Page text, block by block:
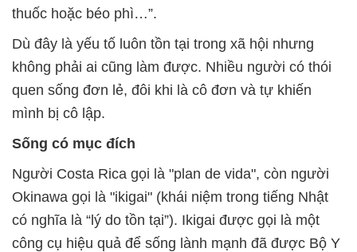
thuốc hoặc béo phì…”.
Dù đây là yếu tố luôn tồn tại trong xã hội nhưng
không phải ai cũng làm được. Nhiều người có thói
quen sống đơn lẻ, đôi khi là cô đơn và tự khiến
mình bị cô lập.
Sống có mục đích
Người Costa Rica gọi là "plan de vida", còn người
Okinawa gọi là "ikigai" (khái niệm trong tiếng Nhật
có nghĩa là “lý do tồn tại”). Ikigai được gọi là một
công cụ hiệu quả để sống lành mạnh đã được Bộ Y